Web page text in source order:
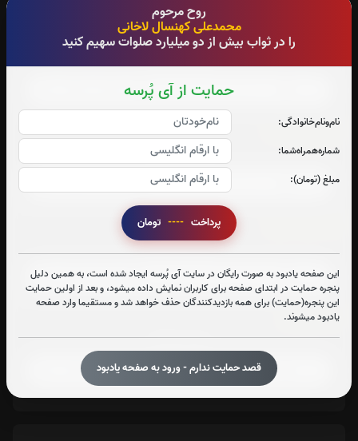
روح مرحوم
محمدعلی کهنسال لاخانی
را در ثواب بیش از دو میلیارد صلوات سهیم کنید
حمایت از آی پُرسه
نام‌و‌نام‌خانوادگی:
شماره‌همراه‌شما:
مبلغ (تومان):
پرداخت ----
این صفحه یادبود به صورت رایگان در سایت آی پُرسه ایجاد شده است، به همین دلیل
پنجره حمایت در ابتدای صفحه برای کاربران نمایش داده میشود، و بعد از اولین حمایت
این پنجره(حمایت) برای همه بازدیدکنندگان حذف خواهد شد و مستقیما وارد صفحه
یادبود میشوند.
قصد حمایت ندارم - ورود به صفحه یادبود
سوره احزاب:
صوت سوره احزاب
سوره صافات:
صوت سوره صافات
صوت سوره یاسین
سوره قدر: